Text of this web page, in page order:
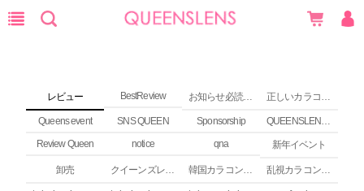
レビュー BestReview お知らせ必読 (NEWS) 正しいカラコンの使い方
Queens event SNS QUEEN Sponsorship
QUEENSLENS Affiliate Program
Review Queen
notice qna 新年イベント
卸売 クイーンズレンズ カラコンコラム 韓国カラコンguide 乱視カラコンの安全性